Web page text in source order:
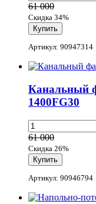
61 000
Скидка 34%
Артикул: 90947314
Канальный
1400FG30
61 000
Скидка 26%
Артикул: 90946794